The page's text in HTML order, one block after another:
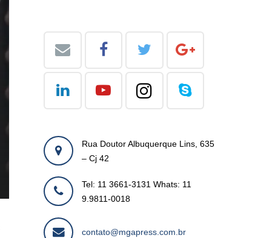
Rua Doutor Albuquerque Lins, 635
– Cj 42
Tel: 11 3661-3131 Whats: 11
9.9811-0018
contato@mgapress.com.br